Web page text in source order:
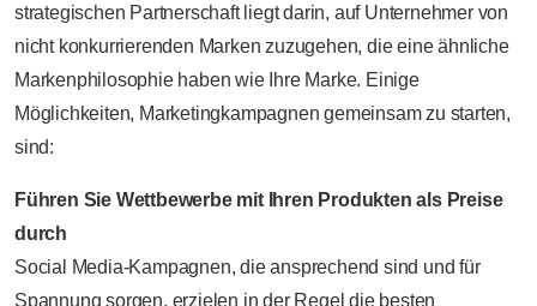
strategischen Partnerschaft liegt darin, auf Unternehmer von
nicht konkurrierenden Marken zuzugehen, die eine ähnliche
Markenphilosophie haben wie Ihre Marke. Einige
Möglichkeiten, Marketingkampagnen gemeinsam zu starten,
sind:
Führen Sie Wettbewerbe mit Ihren Produkten als Preise
durch
Social Media-Kampagnen, die ansprechend sind und für
Spannung sorgen, erzielen in der Regel die besten